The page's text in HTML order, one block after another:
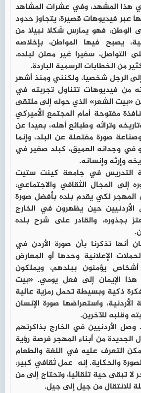
هذا المشهد، وفي عشرات المشاهد
عبر فيديوهات قصيرة، يتجاوز حدود
الوطن، فهو يمارس شكلا نبيلا من
يصبح فيها المواطن، بإخلاصه
التواصل، سفيرا غير معلن لبلده،
من الخطابات الرسمية الباردة.
الرجل شخصيا، ولكنني ومنذ أشهر
من فيديوهات تتناول تجربته في
«بيت الشعر» الذي حوله إلى ملتقى
مفتوحة أمام المجتمع الأميركي
وتراثه وطبائع أهله، بعيدا عن
وصناعة صورة مفتعلة عن البلد، وإنما
في وجدانه العميق، كبلد صغير في
وإرثه وإنسانه.
التدريس في جامعة كينت ستيت
إلى المجال الثقافي والاجتماعي،
لكي يقدم بلده بأفضل صورة
حين يظهرون في الخارج
بجذوره، والقادر على شرح بلده
أنها تذكرنا بأن صورة الأردن في
الإعلانية وحدها أو المعارض
أشخاص يؤمنون ببلدهم، ويملكون
هذا الإيمان إلى فعل يومي. «بيت
ذكية وبسيطة تحمل رمزية عالية
الأردنية، واستعراضها صورة الإنسان
وقلبه للآخرين.
الأردنيين في الخارج بذاكرتهم
الجديدة من أبناء المهجر فرصة رؤية
التعرف عليه في اللغة والطعام
والحكاية. إنه عمل ثقافي كبير،
لا تبقى حية تلقائيا، وتحتاج إلى من
للانتقال من جيل إلى جيل.